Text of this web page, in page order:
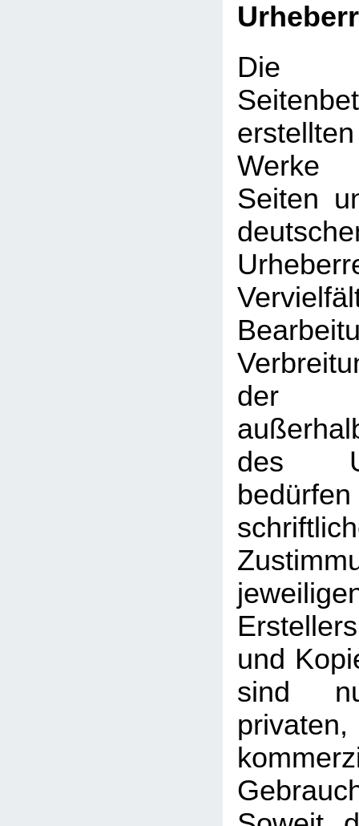
Die
Seiten
der
des
und
sind